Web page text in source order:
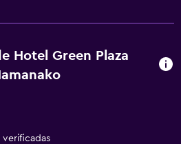
Hotel Green Plaza
verificadas